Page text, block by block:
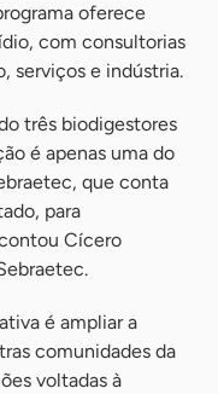
oferece
com consultorias
serviços e indústria.
três biodigestores
é apenas uma do
que conta
para
Cícero
é ampliar a
comunidades da
voltadas à